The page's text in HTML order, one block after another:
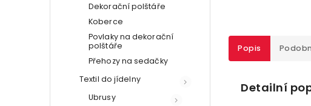
Dekorační polštáře
Koberce
Povlaky na dekorační
polštáře
Přehozy na sedačky
Textil do jídelny
Ubrusy
Popis
Detailní